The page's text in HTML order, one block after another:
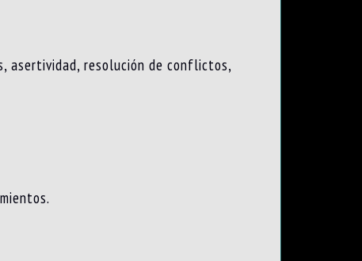
asertividad, resolución de conflictos,